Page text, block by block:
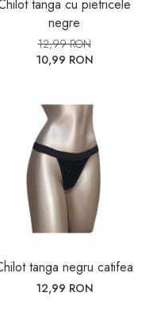
tanga cu pietricele
negre
12,99 RON
10,99 RON
tanga negru catifea
12,99 RON